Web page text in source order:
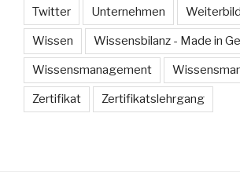
Twitter Unternehmen
Wissen Wissensbilanz - Made in
Wissensmanagement
Zertifikat Zertifikatslehrgang